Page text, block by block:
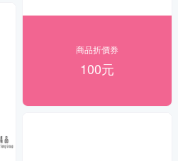
商品折價券
100元